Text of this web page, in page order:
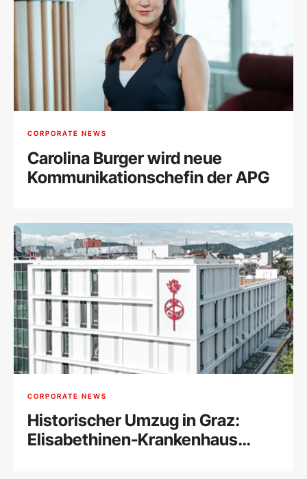
CORPORATE NEWS
Carolina Burger wird neue
Kommunikationschefin der APG
CORPORATE NEWS
Historischer Umzug in Graz:
Elisabethinen-Krankenhaus